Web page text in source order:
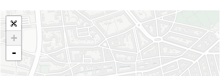
+
-